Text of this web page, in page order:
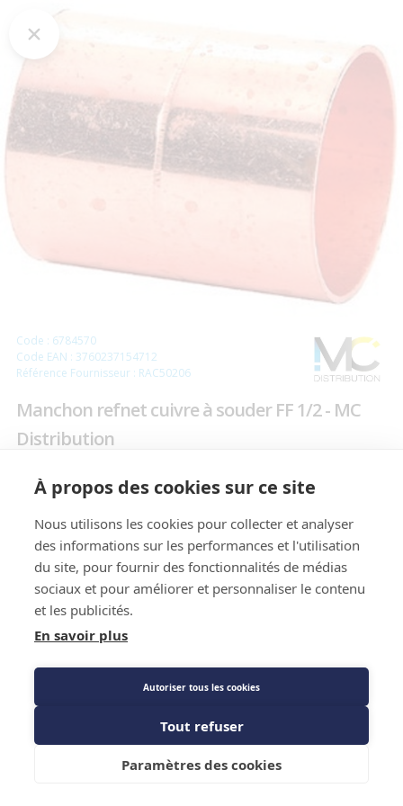
Code : 6784570
Code EAN : 3760237154712
Référence Fournisseur : RAC50206
Manchon refnet cuivre à souder FF 1/2 - MC
Distribution
Prix public
Plus 0,02 € d'éco-part. DEEE
1,24 € TTC/PIECE
Description détaillée
Caractéristiques techniques
Fiche technique
Ajouter au panier
À propos des cookies sur ce site
Nous utilisons les cookies pour collecter et analyser
des informations sur les performances et l'utilisation
du site, pour fournir des fonctionnalités de médias
sociaux et pour améliorer et personnaliser le contenu
et les publicités.
En savoir plus
Autoriser tous les cookies
Tout refuser
Paramètres des cookies